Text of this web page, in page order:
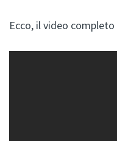
Ecco, il video